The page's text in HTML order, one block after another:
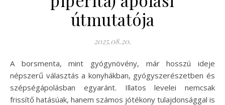
útmutatója
2025.08.20.
A borsmenta, mint gyógynövény, már hosszú ideje
népszerű választás a konyhákban, gyógyszerészetben és
szépségápolásban egyaránt. Illatos levelei nemcsak
frissítő hatásúak, hanem számos jótékony tulajdonsággal is